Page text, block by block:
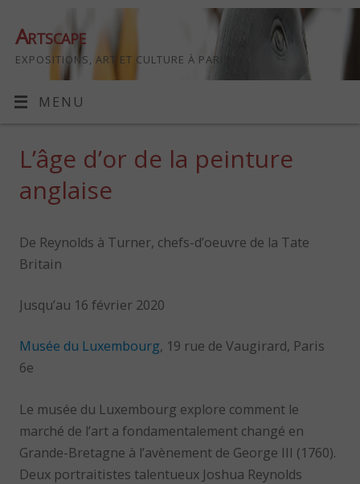
Artscape
EXPOSITIONS, ART ET CULTURE À PARIS
MENU
L’âge d’or de la peinture
anglaise
De Reynolds à Turner, chefs-d’oeuvre de la Tate
Britain
Jusqu’au 16 février 2020
Musée du Luxembourg, 19 rue de Vaugirard, Paris
6e
Le musée du Luxembourg explore comment le
marché de l’art a fondamentalement changé en
Grande-Bretagne à l’avènement de George III (1760).
Deux portraitistes talentueux Joshua Reynolds